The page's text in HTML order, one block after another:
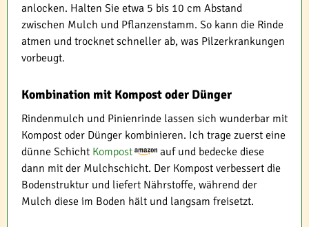
anlocken. Halten Sie etwa 5 bis 10 cm Abstand
zwischen Mulch und Pflanzenstamm. So kann die Rinde
atmen und trocknet schneller ab, was Pilzerkrankungen
vorbeugt.
Kombination mit Kompost oder Dünger
Rindenmulch und Pinienrinde lassen sich wunderbar mit
Kompost oder Dünger kombinieren. Ich trage zuerst eine
dünne Schicht Kompost
auf und bedecke diese
dann mit der Mulchschicht. Der Kompost verbessert die
Bodenstruktur und liefert Nährstoffe, während der
Mulch diese im Boden hält und langsam freisetzt.